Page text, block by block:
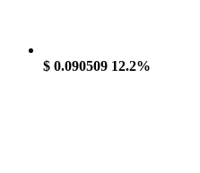
$ 0.090509 12.2%